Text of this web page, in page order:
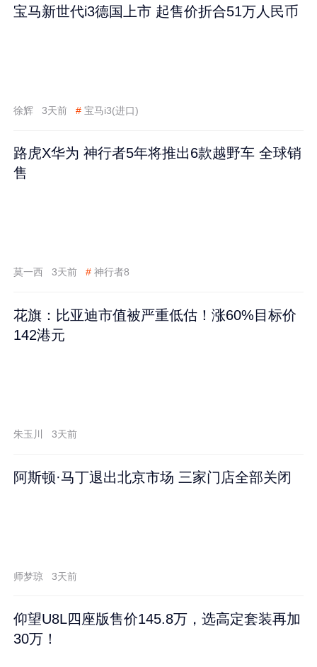
宝马新世代i3德国上市 起售价折合51万人民币
徐辉 3天前 # 宝马i3(进口)
路虎X华为 神行者5年将推出6款越野车 全球销
售
莫一西 3天前 # 神行者8
花旗：比亚迪市值被严重低估！涨60%目标价
142港元
朱玉川 3天前
阿斯顿·马丁退出北京市场 三家门店全部关闭
师梦琼 3天前
仰望U8L四座版售价145.8万，选高定套装再加
30万！